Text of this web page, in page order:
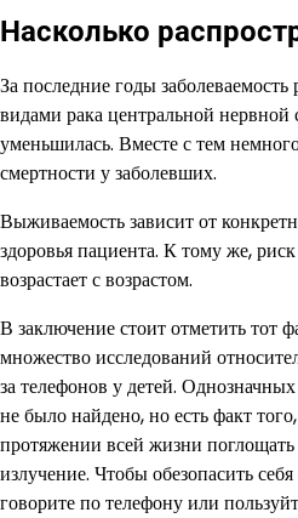
Насколько
За последние годы
видами рака центральной
уменьшилась. Вместе с тем
смертности у заболевших.
Выживаемость зависит от
здоровья пациента. К тому же,
возрастает с возрастом.
В заключение стоит отметить тот
множество исследований
за телефонов у детей.
не было найдено, но есть факт
протяжении всей жизни
излучение. Чтобы обезопасить
говорите по телефону или